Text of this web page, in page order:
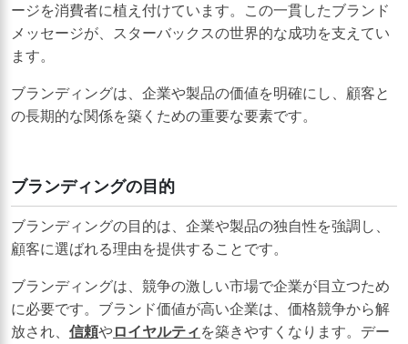
ージを消費者に植え付けています。この一貫したブランド
メッセージが、スターバックスの世界的な成功を支えてい
ます。
ブランディングは、企業や製品の価値を明確にし、顧客と
の長期的な関係を築くための重要な要素です。
ブランディングの目的
ブランディングの目的は、企業や製品の独自性を強調し、
顧客に選ばれる理由を提供することです。
ブランディングは、競争の激しい市場で企業が目立つため
に必要です。ブランド価値が高い企業は、価格競争から解
放され、 信頼やロイヤルティ を築きやすくなります。デー